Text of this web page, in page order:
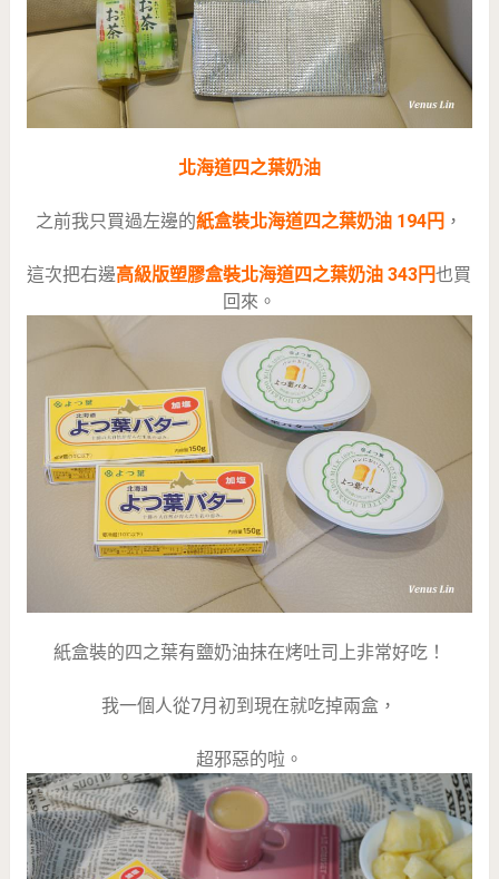
北海道四之葉奶油
之前我只買過左邊的紙盒裝北海道四之葉奶油 194円 ，
這次把右邊高級版塑膠盒裝北海道四之葉奶油 343円也買
回來。
紙盒裝的四之葉有鹽奶油抹在烤吐司上非常好吃！
我一個人從7月初到現在就吃掉兩盒，
超邪惡的啦。